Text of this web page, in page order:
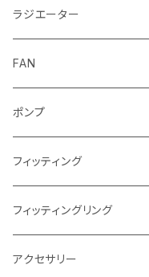
Intel
AMD
GPUウォーターブロック
NVIDIA
AMD
モノブロック
EK-RESチューブ（交換用）
EK-D5 Series
ディストロプレート
ラジエーター
ラジエーターサイズ240mm
ラジエーターサイズ280mm
ラジエーターサイズ360mm
ラジエーターサイズ420mm
ラジエーターサイズ480mm
FAN
FANサイズ120mm
FANサイズ140mm
ポンプ
ディストロプレート
フィッティング
ニッケル Nickel
サテンチタン SatinTitan
フィッティングリング
アクセサリー